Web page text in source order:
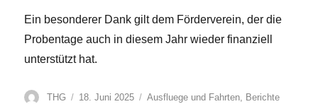
Ein besonderer Dank gilt dem Förderverein, der die
Probentage auch in diesem Jahr wieder finanziell
unterstützt hat.
Autor
THG
Veröffentlicht
18. Juni 2025 Kategorien
Ausfluege und Fahrten Berichte